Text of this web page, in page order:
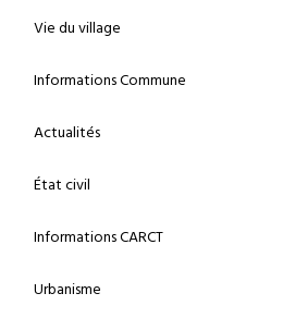
Vie du village
Informations Commune
Actualités
État civil
Informations CARCT
Urbanisme